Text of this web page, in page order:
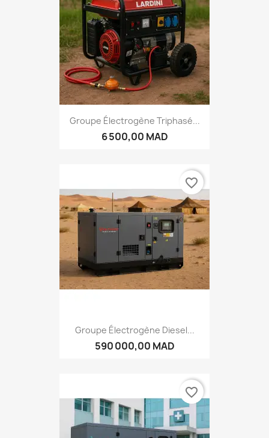
Groupe Électrogène Triphasé...
6 500,00 MAD
Groupe Électrogène Diesel...
590 000,00 MAD
favorite_border
favorite_border